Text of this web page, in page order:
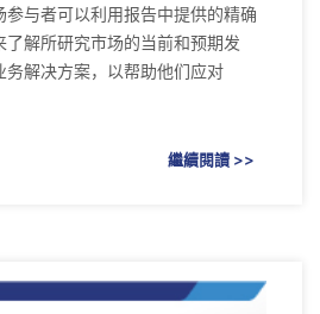
与者可以利用报告中提供的精确
解所研究市场的当前和预期发
务解决方案，以帮助他们应对
繼續閱讀 >>